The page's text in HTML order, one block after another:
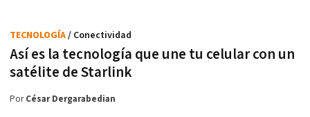
Así es la tecnología que une tu celular con un
satélite de Starlink
TECNOLOGÍA/ Conectividad
PorCésar Dergarabedian